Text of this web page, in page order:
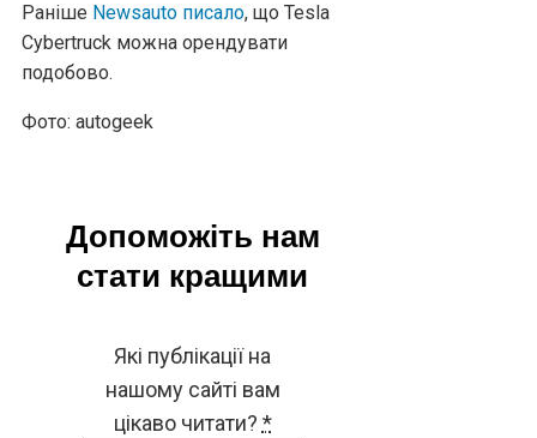
Раніше Newsauto писало, що Tesla
Cybertruck можна орендувати
подобово.
Фото: autogeek
Допоможіть нам
стати кращими
Які публікації на
нашому сайті вам
цікаво читати? *